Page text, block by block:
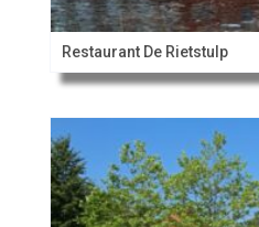
Restaurant De Rietstulp